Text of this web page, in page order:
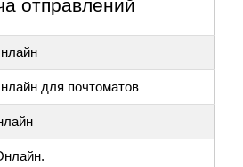
отправлений
для почтоматов